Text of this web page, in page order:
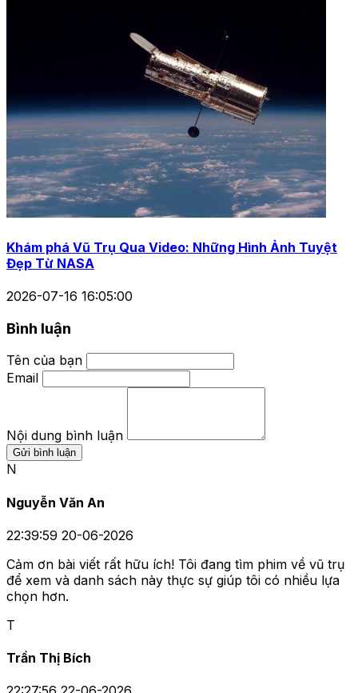
Khám phá Vũ Trụ Qua Video: Những Hình Ảnh Tuyệt
Đẹp Từ NASA
2026-07-16 16:05:00
Bình luận
Tên của bạn
Email
Nội dung bình luận
Gửi bình luận
N
Nguyễn Văn An
22:39:59 20-06-2026
Cảm ơn bài viết rất hữu ích! Tôi đang tìm phim về vũ trụ
để xem và danh sách này thực sự giúp tôi có nhiều lựa
chọn hơn.
T
Trần Thị Bích